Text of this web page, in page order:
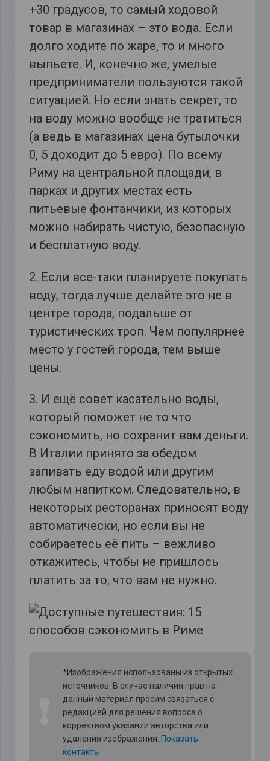
+30 градусов, то самый ходовой
товар в магазинах – это вода. Если
долго ходите по жаре, то и много
выпьете. И, конечно же, умелые
предприниматели пользуются такой
ситуацией. Но если знать секрет, то
на воду можно вообще не тратиться
(а ведь в магазинах цена бутылочки
0, 5 доходит до 5 евро). По всему
Риму на центральной площади, в
парках и других местах есть
питьевые фонтанчики, из которых
можно набирать чистую, безопасную
и бесплатную воду.
2. Если все-таки планируете покупать
воду, тогда лучше делайте это не в
центре города, подальше от
туристических троп. Чем популярнее
место у гостей города, тем выше
цены.
3. И ещё совет касательно воды,
который поможет не то что
сэкономить, но сохранит вам деньги.
В Италии принято за обедом
запивать еду водой или другим
любым напитком. Следовательно, в
некоторых ресторанах приносят воду
автоматически, но если вы не
собираетесь её пить – вежливо
откажитесь, чтобы не пришлось
платить за то, что вам не нужно.
*Изображения использованы из открытых
источников. В случае наличия прав на
данный материал просим связаться с
редакцией для решения вопроса о
корректном указании авторства или
удаления изображения. Показать
контакты